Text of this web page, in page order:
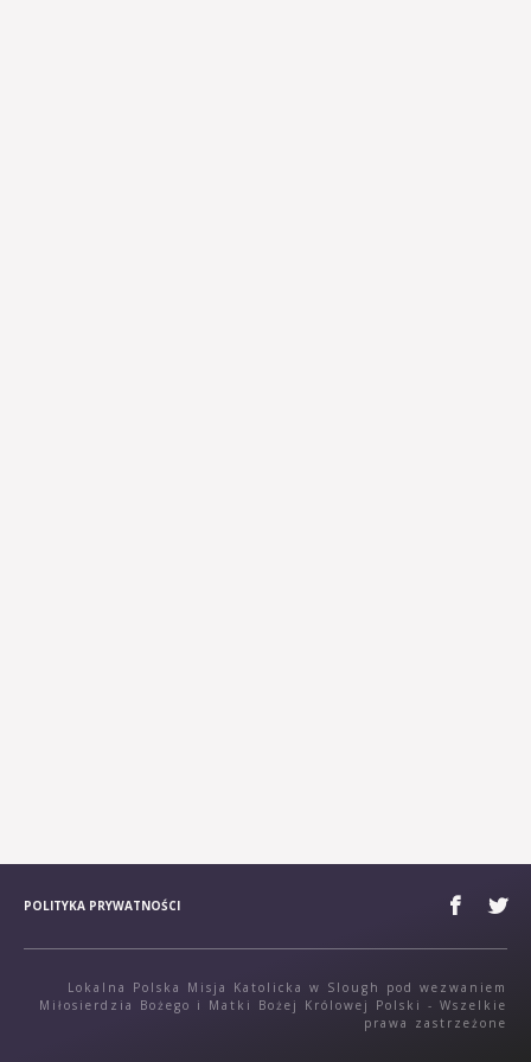
POLITYKA PRYWATNOŚCI
Lokalna Polska Misja Katolicka w Slough pod wezwaniem
Miłosierdzia Bożego i Matki Bożej Królowej Polski - Wszelkie
prawa zastrzeżone